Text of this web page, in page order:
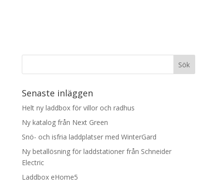
Senaste inläggen
Helt ny laddbox för villor och radhus
Ny katalog från Next Green
Snö- och isfria laddplatser med WinterGard
Ny betallösning för laddstationer från Schneider
Electric
Laddbox eHome5